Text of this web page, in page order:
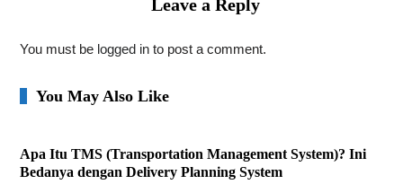
Leave a Reply
You must be logged into post a comment.
You May Also Like
Apa Itu TMS (Transportation Management System)? Ini
Bedanya dengan Delivery Planning System